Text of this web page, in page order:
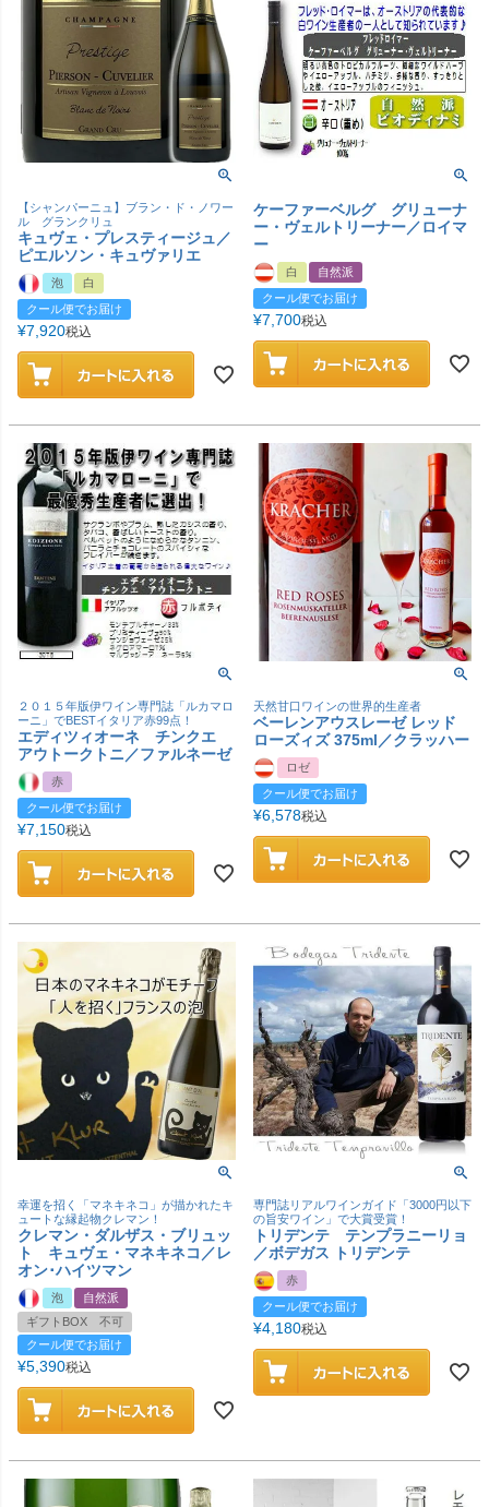
【シャンパーニュ】ブラン・ド・ノワー
ル グランクリュ
キュヴェ・プレスティージュ／
ピエルソン・キュヴァリエ
泡
白
クール便でお届け
¥7,920税込
ケーファーベルグ グリューナ
ー・ヴェルトリーナー／ロイマ
ー
白
自然派
クール便でお届け
¥7,700税込
２０１５年版伊ワイン専門誌「ルカマロ
ーニ」でBESTイタリア赤99点！
エディツィオーネ チンクエ
アウトークトニ／ファルネーゼ
赤
クール便でお届け
¥7,150税込
天然甘口ワインの世界的生産者
ベーレンアウスレーゼ レッド
ローズィズ 375ml／クラッハー
ロゼ
クール便でお届け
¥6,578税込
幸運を招く「マネキネコ」が描かれたキ
ュートな縁起物クレマン！
クレマン・ダルザス・ブリュッ
ト キュヴェ・マネキネコ／レ
オン･ハイツマン
泡
自然派
ギフトBOX 不可
クール便でお届け
¥5,390税込
専門誌リアルワインガイド「3000円以下
の旨安ワイン」で大賞受賞！
トリデンテ テンプラニーリョ
／ボデガス トリデンテ
赤
クール便でお届け
¥4,180税込